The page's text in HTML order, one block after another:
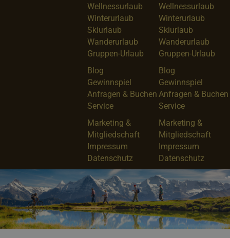
Wellnessurlaub
Winterurlaub
Skiurlaub
Wanderurlaub
Gruppen-Urlaub
Blog
Gewinnspiel
Anfragen & Buchen
Service
Marketing &
Mitgliedschaft
Impressum
Datenschutz
Wellnessurlaub
Winterurlaub
Skiurlaub
Wanderurlaub
Gruppen-Urlaub
Blog
Gewinnspiel
Anfragen & Buchen
Service
Marketing &
Mitgliedschaft
Impressum
Datenschutz